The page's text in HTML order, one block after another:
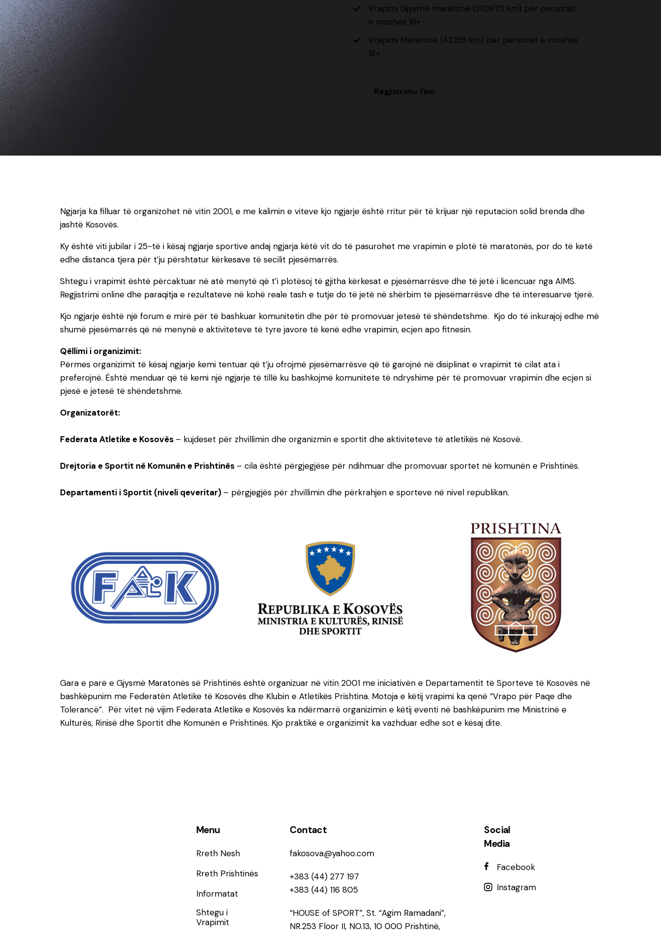
Vrapimi Gjysmë maratonë (21.0975 km) për personat
e moshës 16+
Vrapimi Maratonë (42.195 km) për personat e moshës
18+
Regjistrohu Tani
Ngjarja ka filluar të organizohet në vitin 2001, e me kalimin e viteve kjo ngjarje është rritur për të krijuar një reputacion solid brenda dhe
jashtë Kosovës.
Ky është viti jubilar i 25-të i kësaj ngjarje sportive andaj ngjarja këtë vit do të pasurohet me vrapimin e plotë të maratonës, por do të ketë
edhe distanca tjera për t’ju përshtatur kërkesave të secilit pjesëmarrës.
Shtegu i vrapimit është përcaktuar në atë menytë që t’i plotësoj të gjitha kërkesat e pjesëmarrësve dhe të jetë i licencuar nga AIMS.
Regjistrimi online dhe paraqitja e rezultateve në kohë reale tash e tutje do të jetë në shërbim të pjesëmarrësve dhe të interesuarve tjerë.
Kjo ngjarje është një forum e mirë për të bashkuar komunitetin dhe për të promovuar jetesë të shëndetshme. Kjo do të inkurajoj edhe më
shumë pjesëmarrës që në menynë e aktiviteteve të tyre javore të kenë edhe vrapimin, ecjen apo fitnesin.
Qëllimi i organizimit:
Përmes organizimit të kësaj ngjarje kemi tentuar që t’ju ofrojmë pjesëmarrësve që të garojnë në disiplinat e vrapimit të cilat ata i
preferojnë. Është menduar që të kemi një ngjarje të tillë ku bashkojmë komunitete të ndryshime për të promovuar vrapimin dhe ecjen si
pjesë e jetesë të shëndetshme.
Organizatorët:
Federata Atletike e Kosovës – kujdeset për zhvillimin dhe organizmin e sportit dhe aktiviteteve të atletikës në Kosovë.
Drejtoria e Sportit në Komunën e Prishtinës – cila është përgjegjëse për ndihmuar dhe promovuar sportet në komunën e Prishtinës.
Departamenti i Sportit (niveli qeveritar) – përgjegjës për zhvillimin dhe përkrahjen e sporteve në nivel republikan.
Gara e parë e Gjysmë Maratonës së Prishtinës është organizuar në vitin 2001 me iniciativën e Departamentit të Sporteve të Kosovës në
bashkëpunim me Federatën Atletike të Kosovës dhe Klubin e Atletikës Prishtina. Motoja e këtij vrapimi ka qenë “Vrapo për Paqe dhe
Tolerancë”. Për vitet në vijim Federata Atletike e Kosovës ka ndërmarrë organizimin e këtij eventi në bashkëpunim me Ministrinë e
Kulturës, Rinisë dhe Sportit dhe Komunën e Prishtinës. Kjo praktikë e organizimit ka vazhduar edhe sot e kësaj dite.
Menu
Rreth Nesh
Rreth Prishtinës
Informatat
Shtegu i
Vrapimit
Contact
fakosova@yahoo.com
+383 (44) 277 197
+383 (44) 116 805
“HOUSE of SPORT”, St. “Agim Ramadani”,
NR.253 Floor II, NO.13, 10 000 Prishtinë,
Social
Media
Facebook
Instagram